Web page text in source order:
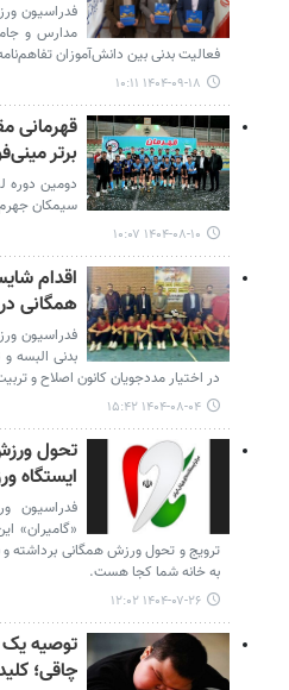
فدراسیون‌
مدارس و
فعالیت بدنی بین دانش‌آموزان
۱۴۰۴-۰۹-۱۸ ۱۰:۱۱
قهرمانی
برتر
دومین دوره
سیمکان
۱۴۰۴-۰۸-۱۰ ۱۰:۰۷
اقدام
همگانی
فدراسیون
در اختیار مددجویان کانون اصلاح و
۱۴۰۴-۰۸-۰۴ ۱۵:۴۲
تحول
ایستگاه
فدراسیون
«گامیران»
ترویج و تحول ورزش همگانی برداشته
به خانه شما کجا هست.
۱۴۰۴-۰۷-۲۶ ۱۲:۰۲
توصیه
چاقی؛